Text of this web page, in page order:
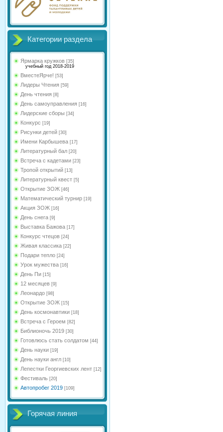
Категории раздела
Ярмарка кружков [35]
учебный год 2018-2019
ВместеЯрче! [53]
Лидеры Чтения [59]
День чтения [8]
День самоуправления [16]
Лидерские сборы [34]
Конкурс [19]
Рисунки детей [30]
Имени Карбышева [17]
Литературный бал [20]
Встреча с кадетами [23]
Тропой открытий [13]
Литературный квест [5]
Открытие ЗОЖ [46]
Математический турнир [19]
Акция ЗОЖ [16]
День снега [9]
Выставка Бажова [17]
Конкурс чтецов [24]
Живая классика [22]
Подари тепло [24]
Урок мужества [16]
День Пи [15]
12 месяцев [9]
Леонардо [98]
Открытие ЗОЖ [15]
День космонавтики [18]
Встреча с Героем [82]
Библионочь 2019 [30]
Готовлюсь стать солдатом [44]
День науки [19]
День науки англ [10]
Лепестки Георгиевских лент [12]
Фестиваль [20]
Автопробег 2019 [109]
Горячая линия